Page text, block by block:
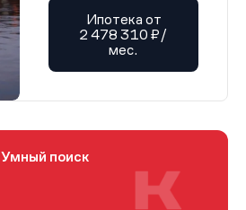
Ипотека от
2 478 310 ₽/
мес.
Умный поиск